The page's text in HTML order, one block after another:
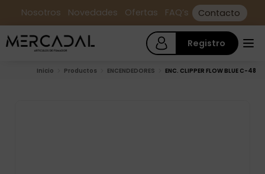
Nosotros Novedades Ofertas FAQ’s Contacto
Registro
Inicio Productos ENCENDEDORES ENC. CLIPPER FLOW BLUE C-48